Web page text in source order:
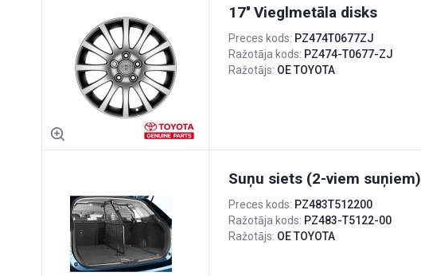
17'' Vieglmetāla disks
Preces kods: PZ474T0677ZJ
Ražotāja kods: PZ474-T0677-ZJ
Ražotājs: OE TOYOTA
Suņu siets (2-viem suņiem)
Preces kods: PZ483T512200
Ražotāja kods: PZ483-T5122-00
Ražotājs: OE TOYOTA